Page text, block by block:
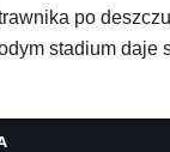
po
stadium